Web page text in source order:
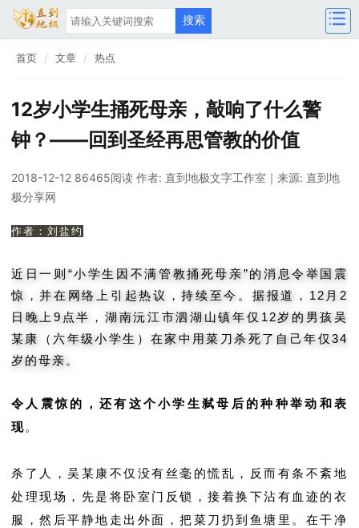
首页 文章 热点
12岁小学生捅死母亲，敲响了什么警
钟？——回到圣经再思管教的价值
2018-12-12 86465阅读 作者: 直到地极文字工作室 ｜来源: 直到地
极分享网
作者：刘盐约
近日一则“小学生因不满管教捅死母亲”的消息令举国震
惊，并在网络上引起热议，持续至今。据报道，12月2
日晚上9点半，湖南沅江市泗湖山镇年仅12岁的男孩吴
某康（六年级小学生）在家中用菜刀杀死了自己年仅34
岁的母亲。
令人震惊的，还有这个小学生弑母后的种种举动和表
现。
杀了人，吴某康不仅没有丝毫的慌乱，反而有条不紊地
处理现场，先是将卧室门反锁，接着换下沾有血迹的衣
服，然后平静地走出外面，把菜刀扔到鱼塘里。在干净